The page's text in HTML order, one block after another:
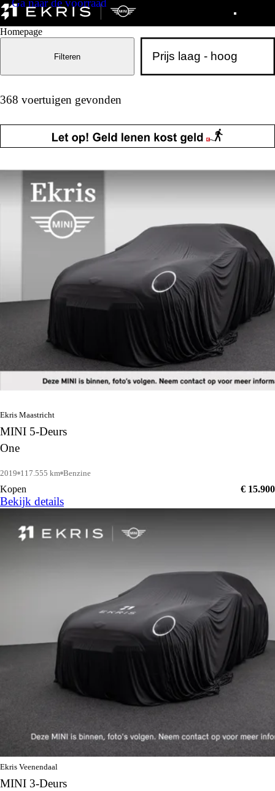
Homepage
Ga naar de voorraad
368 voertuigen gevonden
Filteren
Ekris Maastricht
MINI 5-Deurs
One
2019 117.555 km Benzine
Kopen € 15.900
Bekijk details
Ekris Veenendaal
MINI 3-Deurs